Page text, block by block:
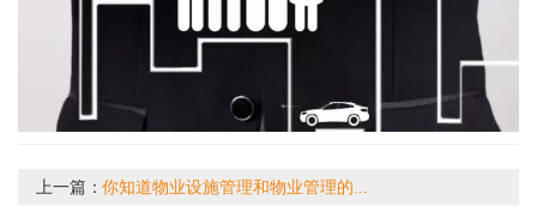
上一篇：你知道物业设施管理和物业管理的...